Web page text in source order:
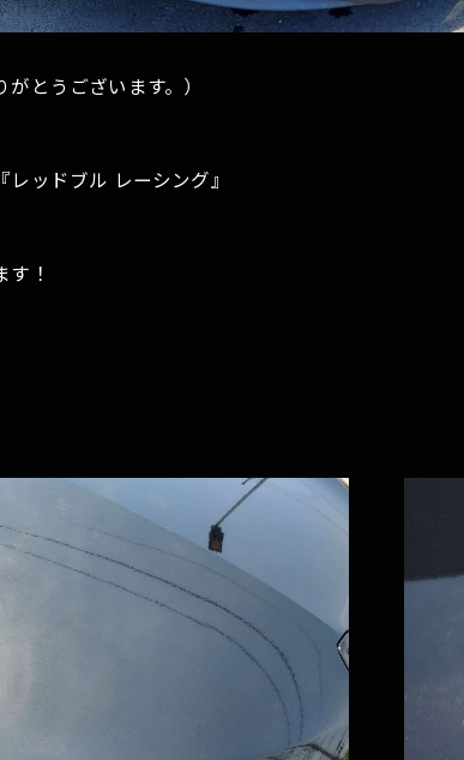
とうございます。）
ッドブル レーシング』
！